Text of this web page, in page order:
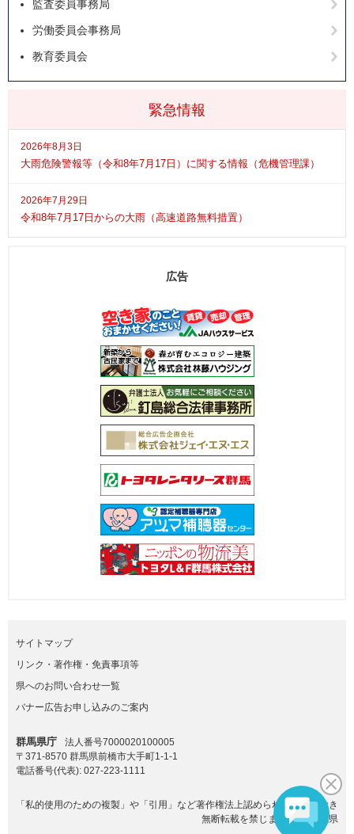
緊急情報
2026年8月3日
大雨危険警報等（令和8年7月17日）に関する情報（危機管理課）
2026年7月29日
令和8年7月17日からの大雨（高速道路無料措置）
監査委員事務局
労働委員会事務局
教育委員会
広告
サイトマップ
リンク・著作権・免責事項等
県へのお問い合わせ一覧
バナー広告お申し込みのご案内
群馬県庁
法人番号7000020100005
〒371-8570 群馬県前橋市大手町1-1-1
電話番号(代表): 027-223-1111
「私的使用のための複製」や「引用」など著作権法上認められた場合を除き
無断転載を禁じます。(C)群馬県